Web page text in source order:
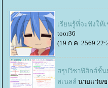
เรียนรู้ที่จะฟังให้
toor36
(19 ก.ค. 2569
สรุปวิชาฟิสิกส์ชั้น
สเนลล์ นายแว่น